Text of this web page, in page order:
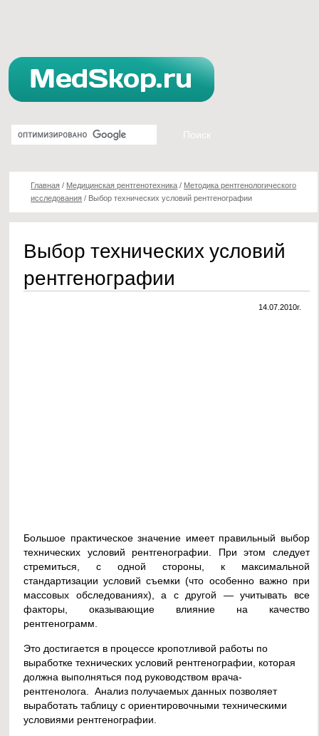
Главная / Медицинская рентгенотехника / Методика рентгенологического
исследования / Выбор технических условий рентгенографии
Выбор технических условий
рентгенографии
14.07.2010г.
Большое практическое значение имеет правильный выбор
технических условий рентгенографии. При этом следует
стремиться, с одной стороны, к максимальной
стандартизации условий съемки (что особенно важно при
массовых обследованиях), а с другой — учитывать все
факторы, оказывающие влияние на качество
рентгенограмм.
Это достигается в процессе кропотливой работы по
выработке технических условий рентгенографии, которая
должна выполняться под руководством врача-
рентгенолога. Анализ получаемых данных позволяет
выработать таблицу с ориентировочными техническими
условиями рентгенографии.